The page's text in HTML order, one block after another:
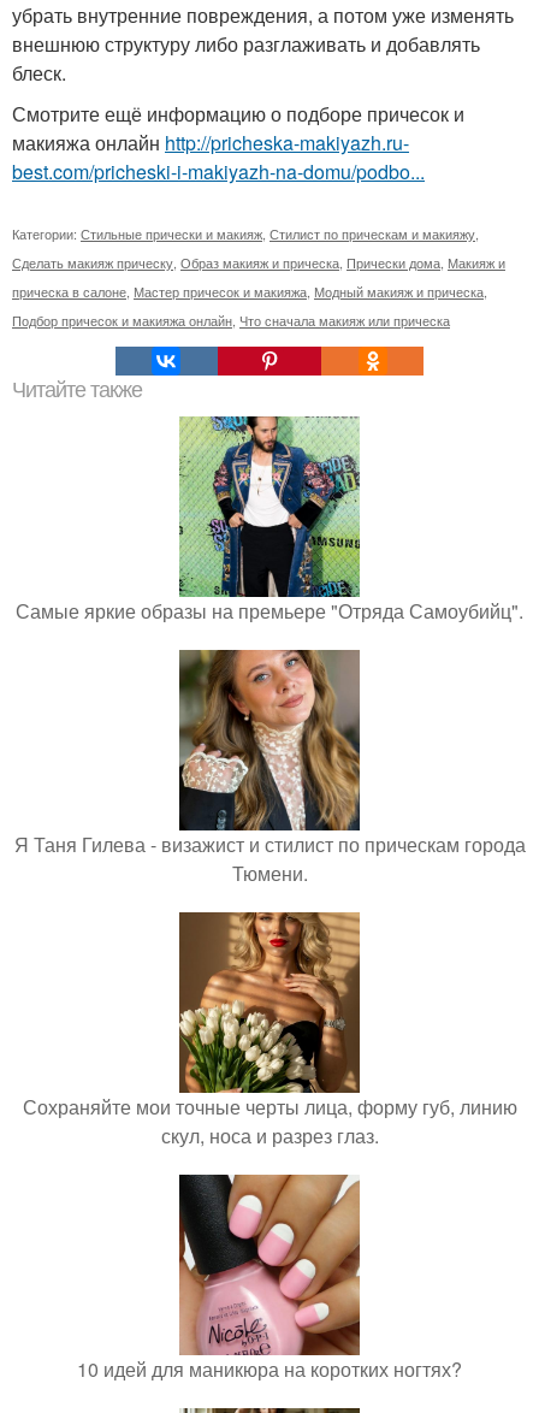
убрать внутренние повреждения, а потом уже изменять
внешнюю структуру либо разглаживать и добавлять
блеск.
Смотрите ещё информацию о подборе причесок и
макияжа онлайн http://pricheska-makiyazh.ru-
best.com/pricheski-i-makiyazh-na-domu/podbo...
Категории: Стильные прически и макияж Стилист по прическам и макияжу
Сделать макияж прическу Образ макияж и прическа Прически дома Макияж и
прическа в салоне Мастер причесок и макияжа Модный макияж и прическа
Подбор причесок и макияжа онлайн Что сначала макияж или прическа
Читайте также
Самые яркие образы на премьере "Отряда Самоубийц".
Я Таня Гилева - визажист и стилист по прическам города
Тюмени.
Сохраняйте мои точные черты лица, форму губ, линию
скул, носа и разрез глаз.
10 идей для маникюра на коротких ногтях?